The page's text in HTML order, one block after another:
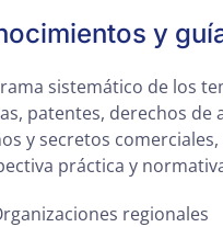
y
sistemático de los
patentes, derechos de
y secretos
práctica y
regionales